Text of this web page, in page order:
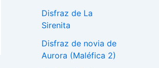
Disfraz de La
Sirenita
Disfraz de novia de
Aurora (Maléfica 2)